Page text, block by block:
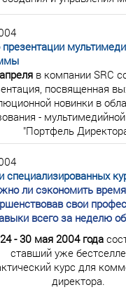
презентации
в компании SRC
посвященная
новинки в
-
"Портфель
специализированных
ли сэкономить время
свои
всего за неделю
24 - 30 мая 2004 года
ставший уже
курс для
директора.